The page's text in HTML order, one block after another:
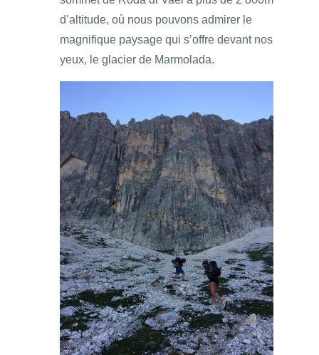
d’altitude, où nous pouvons admirer le
magnifique paysage qui s’offre devant nos
yeux, le glacier de Marmolada.